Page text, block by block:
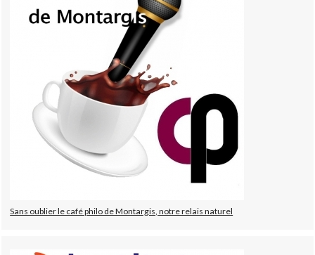
Sans oublier le café philo de Montargis, notre relais naturel